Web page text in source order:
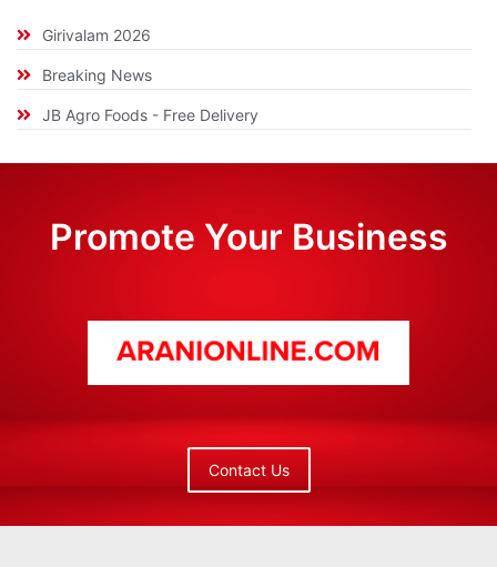
Girivalam 2026
Breaking News
JB Agro Foods - Free Delivery
Promote Your Business
Contact Us